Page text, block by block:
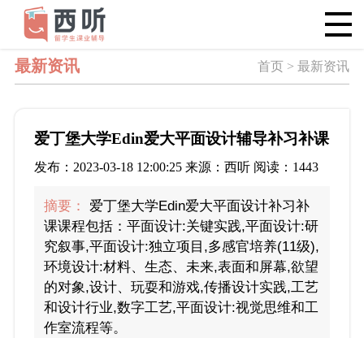
最新资讯 首页 > 最新资讯
爱丁堡大学Edin爱大平面设计辅导补习补课
发布：2023-03-18 12:00:25 来源：西听 阅读：1443
摘要：
爱丁堡大学Edin爱大平面设计补习补
课课程包括：平面设计:关键实践,平面设计:研
究叙事,平面设计:独立项目,多感官培养(11级),
环境设计:材料、生态、未来,表面和屏幕,欲望
的对象,设计、玩耍和游戏,传播设计实践,工艺
和设计行业,数字工艺,平面设计:视觉思维和工
作室流程等。